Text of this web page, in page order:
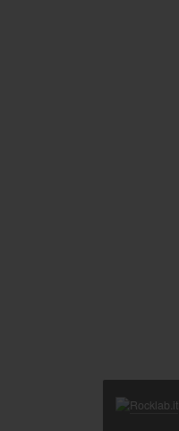
Rocklab.it